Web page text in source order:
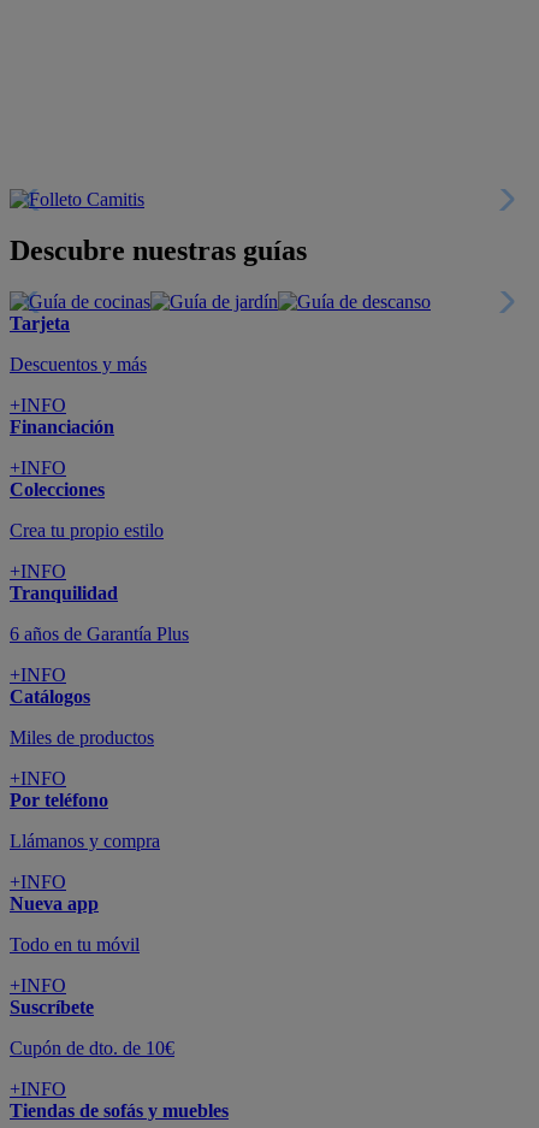
Descubre nuestras guías
Tarjeta
Descuentos y más
+INFO
Financiación
+INFO
Colecciones
Crea tu propio estilo
+INFO
Tranquilidad
6 años de Garantía Plus
+INFO
Catálogos
Miles de productos
+INFO
Por teléfono
Llámanos y compra
+INFO
Nueva app
Todo en tu móvil
+INFO
Suscríbete
Cupón de dto. de 10€
+INFO
Tiendas de sofás y muebles